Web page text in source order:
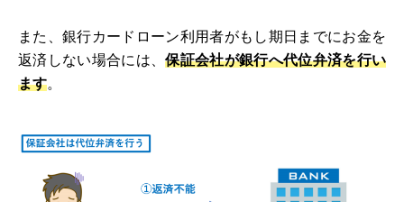
また、銀行カードローン利用者がもし期日までにお金を
返済しない場合には、保証会社が銀行へ代位弁済を行い
ます。